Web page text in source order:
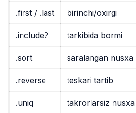
.first / .last birinchi/oxirgi
.include? tarkibida bormi
.sort saralangan nusxa
.reverse teskari tartib
.uniq takrorlarsiz nusxa